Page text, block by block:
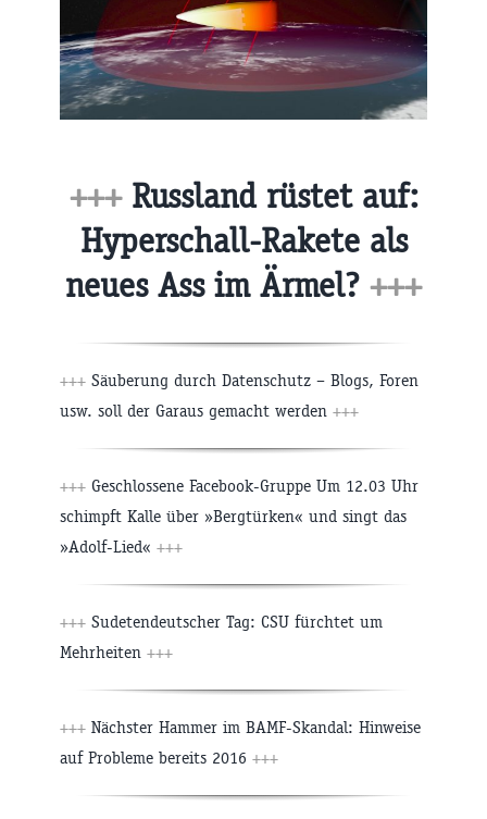
+++ Russland rüstet auf:
Hyperschall-Rakete als
neues Ass im Ärmel? +++
+++ Säuberung durch Datenschutz – Blogs, Foren
usw. soll der Garaus gemacht werden +++
+++ Geschlossene Facebook-Gruppe Um 12.03 Uhr
schimpft Kalle über »Bergtürken« und singt das
»Adolf-Lied« +++
+++ Sudetendeutscher Tag: CSU fürchtet um
Mehrheiten +++
+++ Nächster Hammer im BAMF-Skandal: Hinweise
auf Probleme bereits 2016 +++